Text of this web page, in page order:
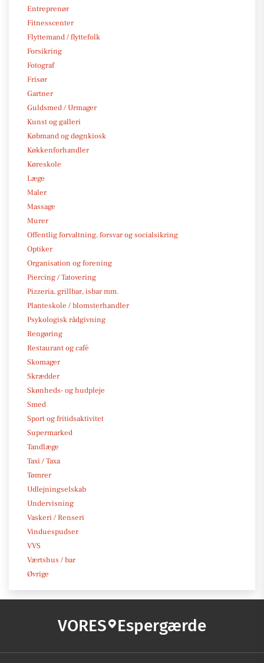
Entreprenør
Fitnesscenter
Flyttemand / flyttefolk
Forsikring
Fotograf
Frisør
Gartner
Guldsmed / Urmager
Kunst og galleri
Købmand og døgnkiosk
Køkkenforhandler
Køreskole
Læge
Maler
Massage
Murer
Offentlig forvaltning, forsvar og socialsikring
Optiker
Organisation og forening
Piercing / Tatovering
Pizzeria, grillbar, isbar mm.
Planteskole / blomsterhandler
Psykologisk rådgivning
Rengøring
Restaurant og café
Skomager
Skrædder
Skønheds- og hudpleje
Smed
Sport og fritidsaktivitet
Supermarked
Tandlæge
Taxi / Taxa
Tømrer
Udlejningselskab
Undervisning
Vaskeri / Renseri
Vinduespudser
VVS
Værtshus / bar
Øvrige
VORES Espergærde